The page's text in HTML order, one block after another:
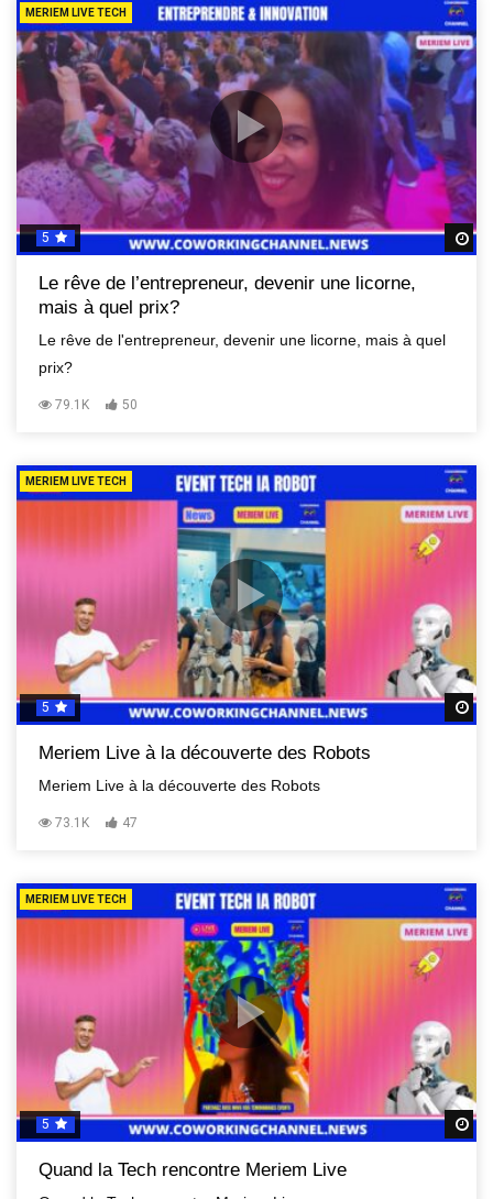
MERIEM LIVE TECH
5
Le rêve de l’entrepreneur, devenir une licorne,
mais à quel prix?
Le rêve de l'entrepreneur, devenir une licorne, mais à quel
prix?
79.1K 50
MERIEM LIVE TECH
5
Meriem Live à la découverte des Robots
Meriem Live à la découverte des Robots
73.1K 47
MERIEM LIVE TECH
5
Quand la Tech rencontre Meriem Live